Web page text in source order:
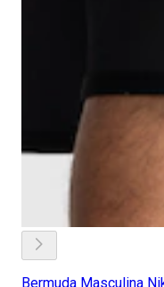
Bermuda Masculina